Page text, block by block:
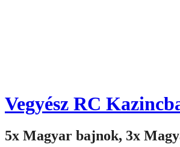
Vegyész RC
5x Magyar bajnok, 3x